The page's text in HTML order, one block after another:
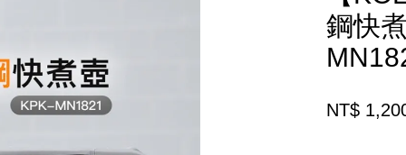
鋼快
NT$